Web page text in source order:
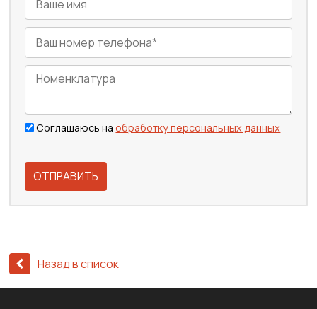
Соглашаюсь наобработку персональных данных
ОТПРАВИТЬ
Назад в список